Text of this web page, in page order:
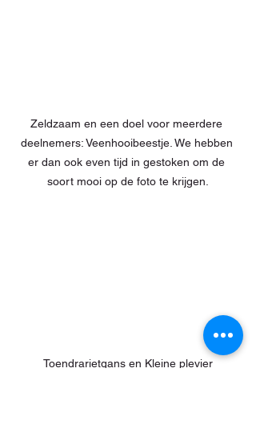
Zeldzaam en een doel voor meerdere
deelnemers: Veenhooibeestje. We hebben
er dan ook even tijd in gestoken om de
soort mooi op de foto te krijgen.
Toendrarietgans en Kleine plevier